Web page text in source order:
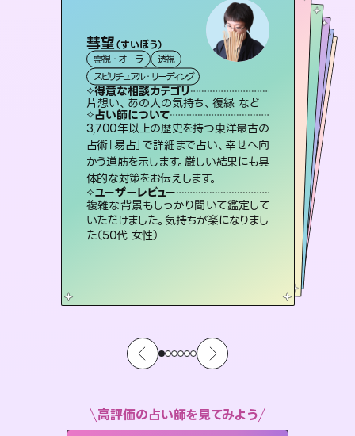
彗望（すいぼう）
霊視・オーラ
透視
スピリチュアル・リーディング
得意な相談カテゴリ
片想い、あの人の気持ち、復縁 など
占い師について
3,700年以上の歴史を持つ東洋最古の
占術「易占」で詳細まで占い、幸せへ向
かう道筋を示します。厳しい結果にも具
体的な対策をお伝えします。
ユーザーレビュー
複雑な背景もしっかり聞いて鑑定して
いただけました。気持ちが楽になりまし
た（50代 女性）
桃源珠羽（とうげんみう）
霊視・オーラ タロット
スピリチュアル・リーディング
得意な相談カテゴリ
片想い、あの人の気持ち、復縁 など
占い師について
恋愛のお悩みの中でも特に「曖昧な関
係」の相談を得意としており、友達以上
恋人未満なお相手との今後や本音を丁
寧に読み解き恋愛成就へと導きます。
ユーザーレビュー
鑑定していただいてアドバイス通りに行
動すると仲が復活してきました。ありが
とうございました（40代 女性）
セラピスト理恵
霊視・オーラ
スピリチュアル・リーディング
得意な相談カテゴリ
片想い、二人の未来、年の差 など
占い師について
連絡再開、復縁、成就などの報告実績
多数。セラピストとして2万超の施術経
験があるからこそできる鑑定で、より良
い未来をサポートします。
ユーザーレビュー
とても心温まる鑑定でした。しかもこち
らは何も言っていないのに視えていらっ
しゃるんだなと驚きです（30代女性）
アイリス -iris-
西洋占星術
ルーン
得意な相談カテゴリ
恋愛総合、片想い、二人の未来 など
占い師について
復縁、恋愛、不倫の行方、同性愛や片思い、仕事関係や借金問題まで知りたいことや心の負担になっていることを紐解き、背中をそっと押して導きます。
ユーザーレビュー
安心感のあり、言い切ってくれる所や濁
さない鑑定のおかげで、毎回自分の気
持ちを整えられます（30代 男性）
未来視師＊花
霊視・オーラ
スピリチュアル・リーディング
得意な相談カテゴリ
出逢い、片想い、復縁 など
占い師について
未来には何パターンもの選択肢があり
ます。不安で視えにくくなっているあな
たの素敵な未来を見つけ、その未来を
選択できるようアドバイスします。
ユーザーレビュー
職場の人の性質や人間関係、本心など
本当によく視えていてびっくり。対策が
打てて前向きになれます（40代）
おう 霊感オラクル
霊視・オーラ
オラクルカード
得意な相談カテゴリ
恋愛総合、あの人の気持ち など
占い師について
霊視×オラクルカードを使って「今」と
「未来」そして「気になるあの人の気持
ち」まで丁寧に読み解き、恋や人生のヒ
ントを優しく引き出します。
ユーザーレビュー
不安な気持ちが嘘みたいに晴れまし
た…！よく視えていらっしゃるんだなと
感じました（40代 女性）
高評価の占い師を見てみよう